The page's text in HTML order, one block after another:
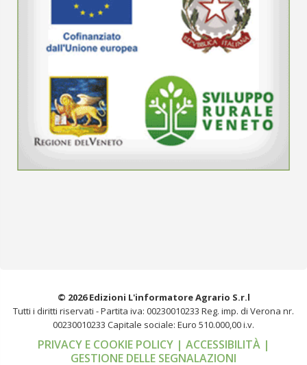
© 2026 Edizioni L'informatore Agrario S.r.l
Tutti i diritti riservati -Partita iva: 00230010233 Reg. imp. di Verona nr.
00230010233 Capitale sociale: Euro 510.000,00 i.v.
PRIVACY E COOKIE POLICY | ACCESSIBILITÀ |
GESTIONE DELLE SEGNALAZIONI